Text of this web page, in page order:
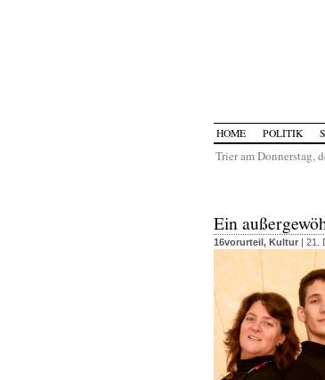
HOME POLITIK
Trier am Donnerstag,
Ein
16vorurteil, Kultur | 21.